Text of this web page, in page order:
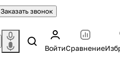
Заказать звонок
ВойтиСравнение